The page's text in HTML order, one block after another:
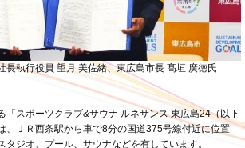
執行役員 望月 美佐緒、東広島市長 髙垣 廣徳氏
「スポーツクラブ&サウナ ルネサンス 東広島24（以下
、ＪＲ西条駅から車で8分の国道375号線付近に位置
タジオ、プール、サウナなどを有しています。